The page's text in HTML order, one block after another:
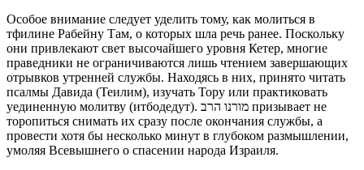
Особое внимание следует уделить тому, как молиться в
тфилине Рабейну Там, о которых шла речь ранее. Поскольку
они привлекают свет высочайшего уровня Кетер, многие
праведники не ограничиваются лишь чтением завершающих
отрывков утренней службы. Находясь в них, принято читать
псалмы Давида (Теилим), изучать Тору или практиковать
уединенную молитву (итбодедут). מורנו הרב призывает не
торопиться снимать их сразу после окончания службы, а
провести хотя бы несколько минут в глубоком размышлении,
умоляя Всевышнего о спасении народа Израиля.